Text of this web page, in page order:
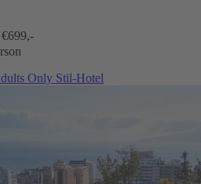
699,-
Only Stil-Hotel